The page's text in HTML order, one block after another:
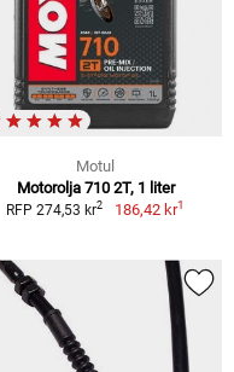
Motul
Motorolja 710 2T, 1 liter
RFP 274,53 kr2 186,42 kr1